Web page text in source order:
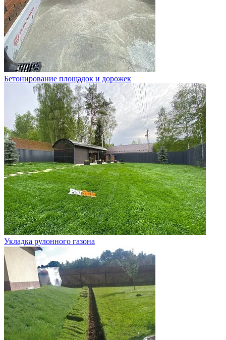
Бетонирование площадок и дорожек
Укладка рулонного газона